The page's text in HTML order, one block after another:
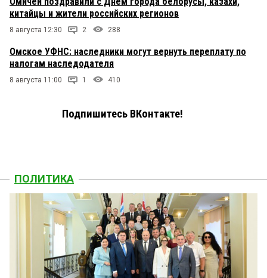
китайцы и жители российских регионов
8 августа 12:30 2 288
Омское УФНС: наследники могут вернуть переплату по
налогам наследодателя
8 августа 11:00 1 410
Подпишитесь ВКонтакте!
ПОЛИТИКА